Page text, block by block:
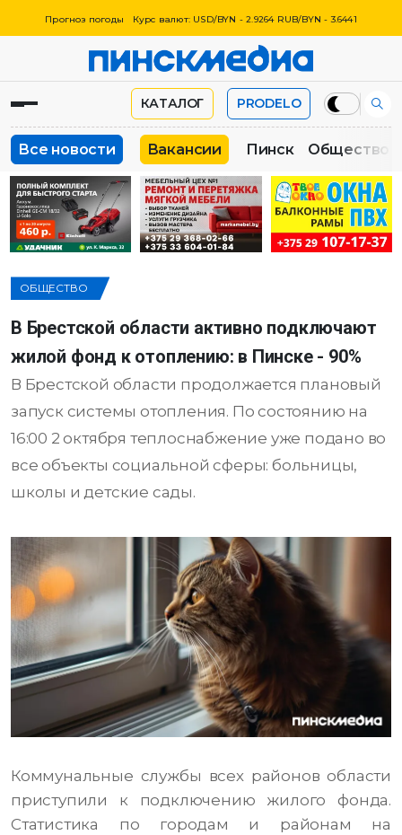
Прогноз погоды Курс валют: USD/BYN - 2.9264 RUB/BYN - 3.6441
КАТАЛОГ PRODELO
Все новости Вакансии Пинск Общество
ОБЩЕСТВО
В Брестской области активно подключают
жилой фонд к отоплению: в Пинске - 90%
В Брестской области продолжается плановый
запуск системы отопления. По состоянию на
16:00 2 октября теплоснабжение уже подано во
все объекты социальной сферы: больницы,
школы и детские сады.
Коммунальные службы всех районов области
приступили к подключению жилого фонда.
Статистика по городам и районам на